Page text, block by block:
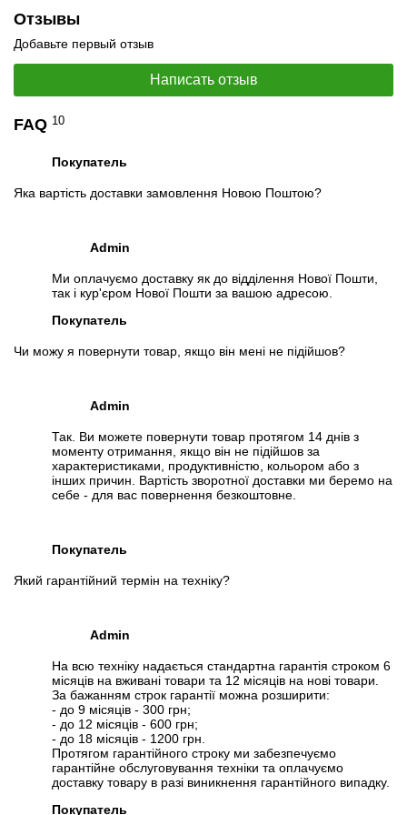
1. Материнская плата
4. ОЗУ
Возможна модификация:
Для этого добавьте в корзину соответствующую позицию с
раздела"Аксессуары"вместе с основным товаром.
Спецификация, тесты и технические отчеты
Тестирование процессора:Intel Core i5-4570
Запрос оптовой цены
Отслеживать в Instagram
Отслеживать на Facebook
Отзывы
Добавьте первый отзыв
Написать отзыв
FAQ 10
Покупатель
Яка вартість доставки замовлення Новою Поштою?
Admin
Ми оплачуємо доставку як до відділення Нової Пошти,
так і кур'єром Нової Пошти за вашою адресою.
Покупатель
Чи можу я повернути товар, якщо він мені не підійшов?
Admin
Так. Ви можете повернути товар протягом 14 днів з
моменту отримання, якщо він не підійшов за
характеристиками, продуктивністю, кольором або з
інших причин. Вартість зворотної доставки ми беремо на
себе - для вас повернення безкоштовне.
Покупатель
Який гарантійний термін на техніку?
Admin
На всю техніку надається стандартна гарантія строком 6
місяців на вживані товари та 12 місяців на нові товари.
За бажанням строк гарантії можна розширити:
- до 9 місяців - 300 грн;
- до 12 місяців - 600 грн;
- до 18 місяців - 1200 грн.
Протягом гарантійного строку ми забезпечуємо
гарантійне обслуговування техніки та оплачуємо
доставку товару в разі виникнення гарантійного випадку.
Покупатель